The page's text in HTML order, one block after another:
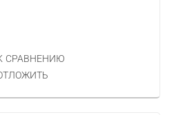
СРАВНЕНИЮ